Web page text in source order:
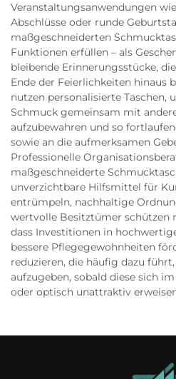
Veranstaltungsanwendungen
Abschlüsse oder runde
maßgeschneiderten
Funktionen erfüllen – als
bleibende Erinnerungsstücke,
Ende der Feierlichkeiten hinaus
nutzen personalisierte Taschen,
Schmuck gemeinsam mit
aufzubewahren und so
sowie an die aufmerksamen
Professionelle
maßgeschneiderte
unverzichtbare Hilfsmittel für
entrümpeln, nachhaltige
wertvolle Besitztümer schützen
dass Investitionen in
bessere Pflegegewohnheiten
reduzieren, die häufig dazu
aufzugeben, sobald diese sich
oder optisch unattraktiv